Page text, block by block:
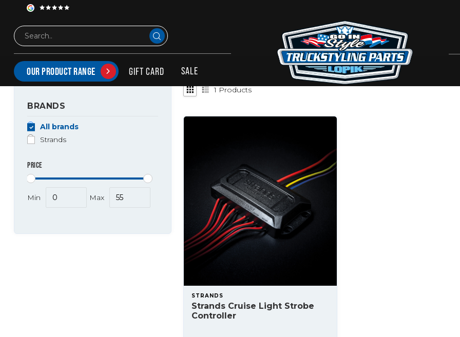
OUR PRODUCT RANGE GIFT CARD SALE
PRODUCTS TAGGED WITH CRUISE
BRANDS
All brands
Strands
PRICE
Min Max
1 Products
STRANDS
Strands Cruise Light Strobe
Controller